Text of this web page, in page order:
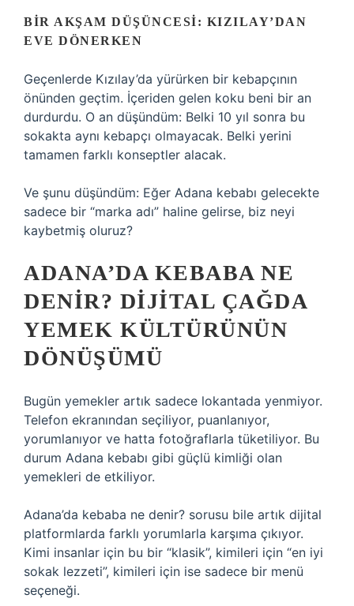
BIR AKŞAM DÜŞÜNCESI: KIZILAY’DAN
EVE DÖNERKEN
Geçenlerde Kızılay’da yürürken bir kebapçının
önünden geçtim. İçeriden gelen koku beni bir an
durdurdu. O an düşündüm: Belki 10 yıl sonra bu
sokakta aynı kebapçı olmayacak. Belki yerini
tamamen farklı konseptler alacak.
Ve şunu düşündüm: Eğer Adana kebabı gelecekte
sadece bir “marka adı” haline gelirse, biz neyi
kaybetmiş oluruz?
ADANA’DA KEBABA NE
DENIR? DIJITAL ÇAĞDA
YEMEK KÜLTÜRÜNÜN
DÖNÜŞÜMÜ
Bugün yemekler artık sadece lokantada yenmiyor.
Telefon ekranından seçiliyor, puanlanıyor,
yorumlanıyor ve hatta fotoğraflarla tüketiliyor. Bu
durum Adana kebabı gibi güçlü kimliği olan
yemekleri de etkiliyor.
Adana’da kebaba ne denir? sorusu bile artık dijital
platformlarda farklı yorumlarla karşıma çıkıyor.
Kimi insanlar için bu bir “klasik”, kimileri için “en iyi
sokak lezzeti”, kimileri için ise sadece bir menü
seçeneği.